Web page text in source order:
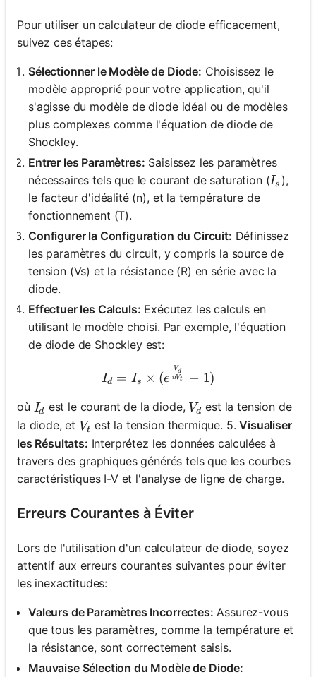
Pour utiliser un calculateur de diode efficacement,
suivez ces étapes:
Sélectionner le Modèle de Diode: Choisissez le
modèle approprié pour votre application, qu'il
s'agisse du modèle de diode idéal ou de modèles
plus complexes comme l'équation de diode de
Shockley.
Entrer les Paramètres: Saisissez les paramètres
nécessaires tels que le courant de saturation (I_s
Is ),
le facteur d'idéalité (n), et la température de
fonctionnement (T).
Configurer la Configuration du Circuit: Définissez
les paramètres du circuit, y compris la source de
tension (Vs) et la résistance (R) en série avec la
diode.
Effectuer les Calculs: Exécutez les calculs en
utilisant le modèle choisi. Par exemple, l'équation
de diode de Shockley est:
I_d = I_s \times
Id = Is × (e nVt
Vd − 1)
où I_d
Id est le courant de la diode, V_d
Vd est la tension de
la diode, et V_t
Vt est la tension thermique. 5.Visualiser
les Résultats: Interprétez les données calculées à
travers des graphiques générés tels que les courbes
caractéristiques I-V et l'analyse de ligne de charge.
Erreurs Courantes à Éviter
Lors de l'utilisation d'un calculateur de diode, soyez
attentif aux erreurs courantes suivantes pour éviter
les inexactitudes:
Valeurs de Paramètres Incorrectes: Assurez-vous
que tous les paramètres, comme la température et
la résistance, sont correctement saisis.
Mauvaise Sélection du Modèle de Diode: